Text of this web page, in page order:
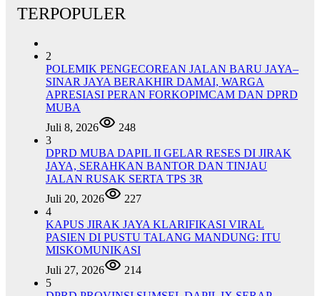
TERPOPULER
2
POLEMIK PENGECOREAN JALAN BARU JAYA–
SINAR JAYA BERAKHIR DAMAI, WARGA
APRESIASI PERAN FORKOPIMCAM DAN DPRD
MUBA
Juli 8, 2026
248
3
DPRD MUBA DAPIL II GELAR RESES DI JIRAK
JAYA, SERAHKAN BANTOR DAN TINJAU
JALAN RUSAK SERTA TPS 3R
Juli 20, 2026
227
4
KAPUS JIRAK JAYA KLARIFIKASI VIRAL
PASIEN DI PUSTU TALANG MANDUNG: ITU
MISKOMUNIKASI
Juli 27, 2026
214
5